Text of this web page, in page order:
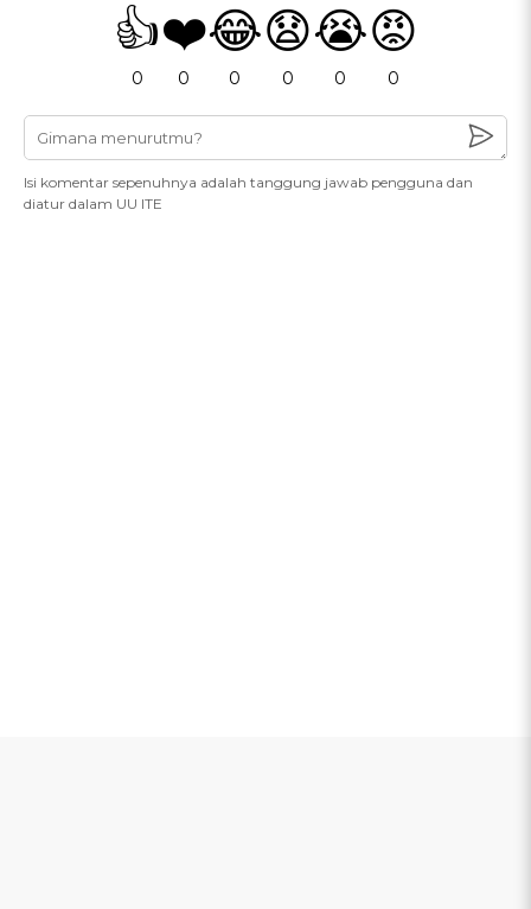
👍
0
❤️
0
😂
0
😧
0
😭
0
😡
0
Isi komentar sepenuhnya adalah tanggung jawab pengguna dan
diatur dalam UU ITE